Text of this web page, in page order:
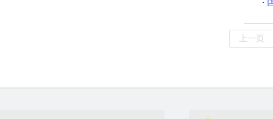
上一页